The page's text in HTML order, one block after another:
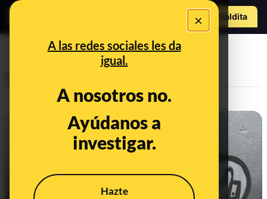
×
A las redes sociales les da
igual.
A nosotros no.
Ayúdanos a
investigar.
Hazte
Hazte Maldito
Instagram